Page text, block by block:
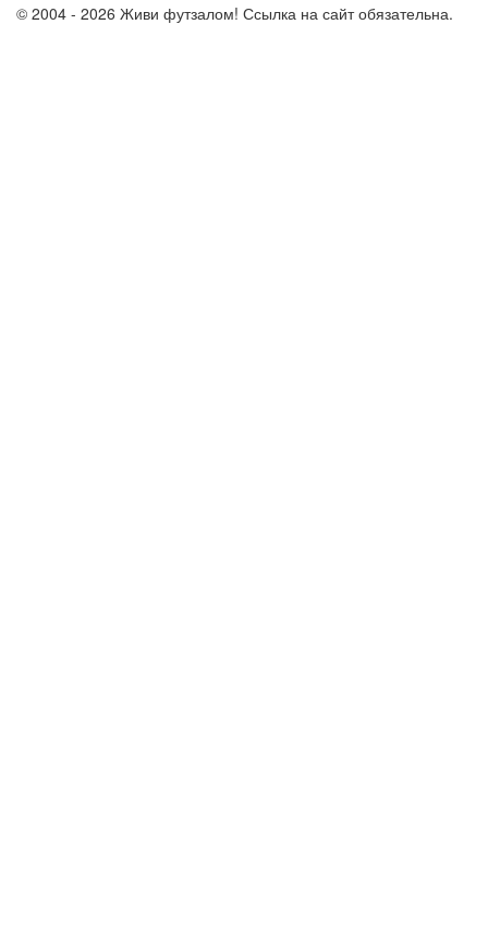
© 2004 - 2026 Живи футзалом! Ссылка на сайт обязательна.